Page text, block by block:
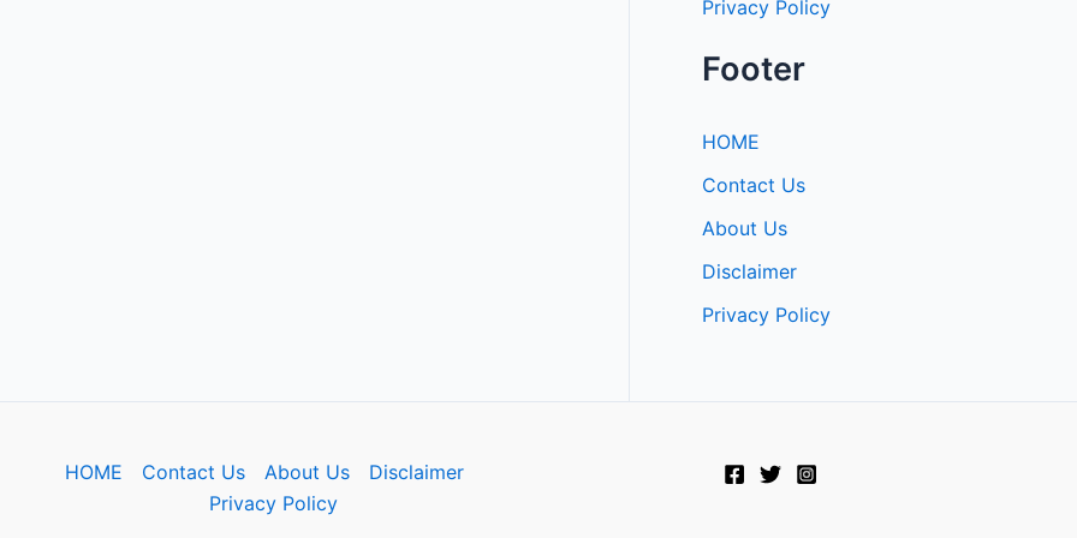
Privacy Policy
Footer
HOME
Contact Us
About Us
Disclaimer
Privacy Policy
HOME Contact Us About Us
Disclaimer
Privacy Policy